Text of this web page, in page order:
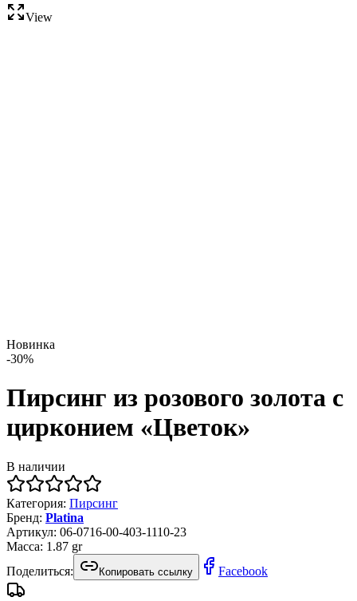
View
Новинка
-30%
Пирсинг из розового золота с
цирконием «Цветок»
В наличии
Категория: Пирсинг
Бренд: Platina
Артикул: 06-0716-00-403-1110-23
Масса: 1.87 gr
Поделиться:
Копировать ссылку Facebook